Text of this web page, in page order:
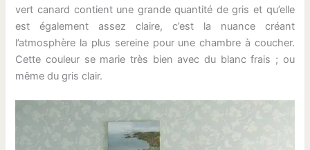
vert canard contient une grande quantité de gris et qu’elle
est également assez claire, c’est la nuance créant
l’atmosphère la plus sereine pour une chambre à coucher.
Cette couleur se marie très bien avec du blanc frais ; ou
même du gris clair.